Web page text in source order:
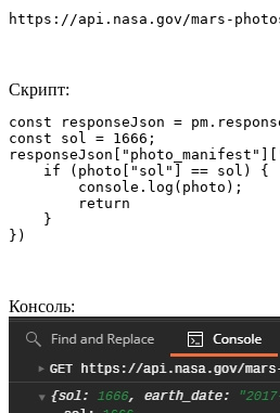
https://api.nasa.gov/mars-
Скрипт:
const responseJson =
const sol = 1666;
    if (photo["sol"] == sol) {
        console.log(photo);
        return
    }
})
Консоль: